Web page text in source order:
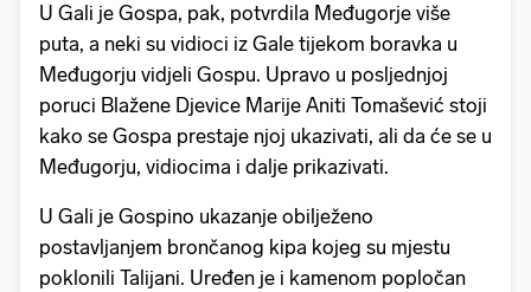
U Gali je Gospa, pak, potvrdila Međugorje više
puta, a neki su vidioci iz Gale tijekom boravka u
Međugorju vidjeli Gospu. Upravo u posljednjoj
poruci Blažene Djevice Marije Aniti Tomašević stoji
kako se Gospa prestaje njoj ukazivati, ali da će se u
Međugorju, vidiocima i dalje prikazivati.
U Gali je Gospino ukazanje obilježeno
postavljanjem brončanog kipa kojeg su mjestu
poklonili Talijani. Uređen je i kamenom popločan